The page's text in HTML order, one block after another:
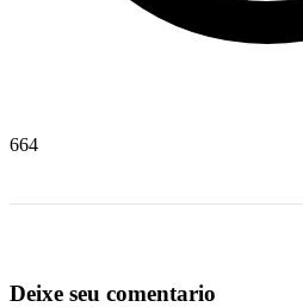
664
Deixe seu comentario